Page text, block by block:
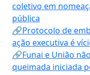
coletivo em
pública
🔗Protocolo de
ação executiva é
🔗Funai e União
queimada iniciada